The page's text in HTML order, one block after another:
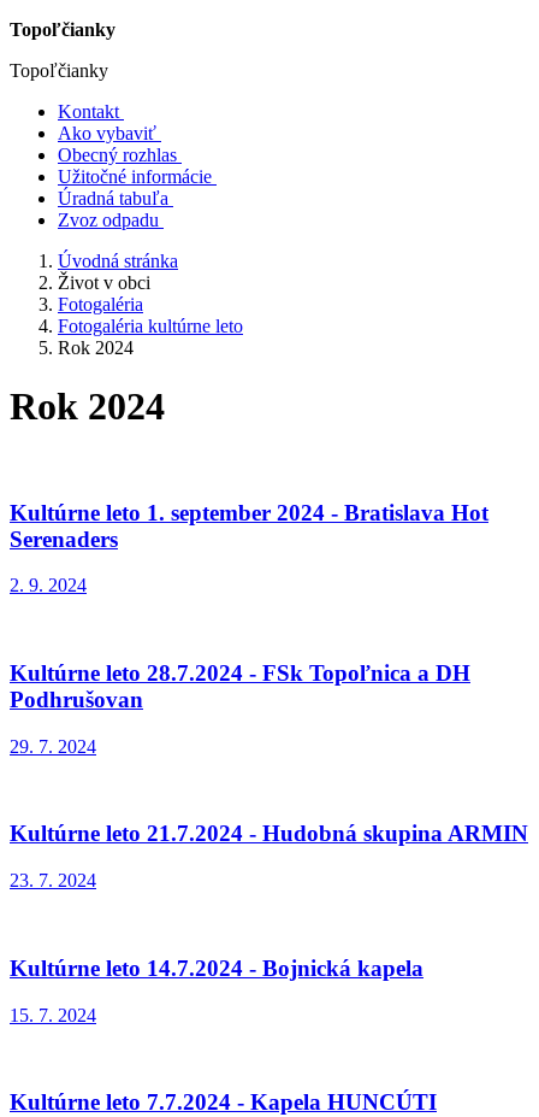
Topoľčianky
Topoľčianky
Kontakt
Ako vybaviť
Obecný rozhlas
Užitočné informácie
Úradná tabuľa
Zvoz odpadu
Úvodná stránka
Život v obci
Fotogaléria
Fotogaléria kultúrne leto
Rok 2024
Rok 2024
Kultúrne leto 1. september 2024 - Bratislava Hot
Serenaders
2. 9. 2024
Kultúrne leto 28.7.2024 - FSk Topoľnica a DH
Podhrušovan
29. 7. 2024
Kultúrne leto 21.7.2024 - Hudobná skupina ARMIN
23. 7. 2024
Kultúrne leto 14.7.2024 - Bojnická kapela
15. 7. 2024
Kultúrne leto 7.7.2024 - Kapela HUNCÚTI